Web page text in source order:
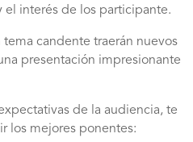
interés de los participante.
candente traerán nuevos
presentación impresionante
de la audiencia, te
los mejores ponentes: